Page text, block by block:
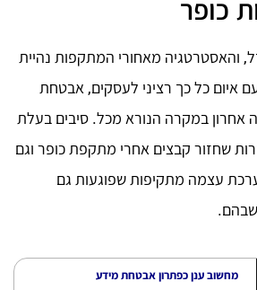
כופר
והאסטרטגיה מאחורי המתקפות נהיית
איום כל כך רציני לעסקים, אבטחת
אחרון במקרה הנורא מכל. סיבים בעלת
שחזור קבצים אחרי מתקפת כופר וגם
עצמה מתקיפות שפוגעות גם
שבהם.
מחשוב ענן כפתרון אבטחת מידע